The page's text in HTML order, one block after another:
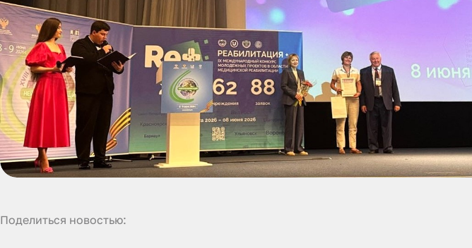
Поделиться новостью: